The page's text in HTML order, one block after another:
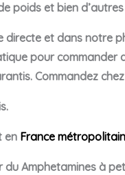
poids et bien
directe et dans notre
pour commander
Commandez
en France
du Amphetaminesà